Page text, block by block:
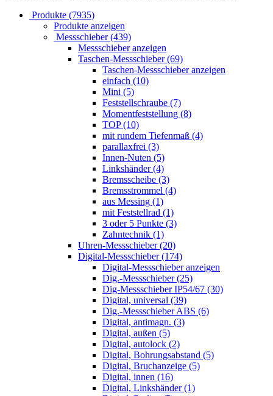
Produkte (7935)
Produkte anzeigen
Messschieber (439)
Messschieber anzeigen
Taschen-Messschieber (69)
Taschen-Messschieber anzeigen
einfach (10)
Mini (5)
Feststellschraube (7)
Momentfeststellung (8)
TOP (10)
mit rundem Tiefenmaß (4)
parallaxfrei (3)
Innen-Nuten (5)
Linkshänder (4)
Bremsscheibe (3)
Bremsstrommel (4)
aus Messing (1)
mit Feststellrad (1)
3 oder 5 Punkte (3)
Zahntechnik (1)
Uhren-Messschieber (20)
Digital-Messschieber (174)
Digital-Messschieber anzeigen
Dig.-Messschieber (25)
Dig-Messschieber IP54/67 (30)
Digital, universal (39)
Dig.-Messschieber ABS (6)
Digital, antimagn. (3)
Digital, außen (5)
Digital, autolock (2)
Digital, Bohrungsabstand (5)
Digital, Bruchanzeige (5)
Digital, innen (16)
Digital, Linkshänder (1)